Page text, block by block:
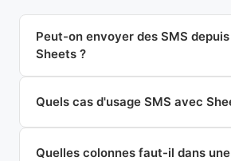
Peut-on envoyer des SMS
Sheets ?
Quels cas d'usage SMS avec
Quelles colonnes faut-il dans